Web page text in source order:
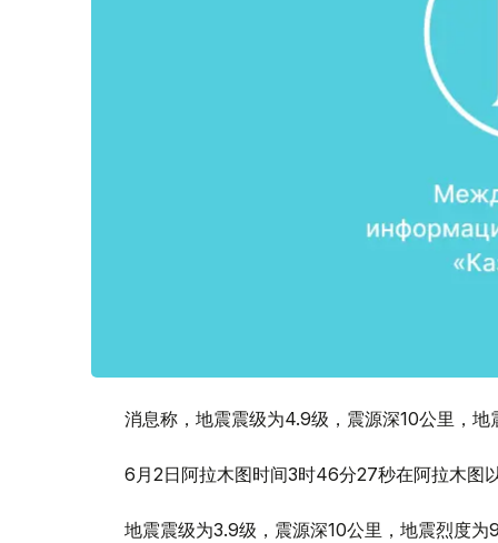
消息称，地震震级为4.9级，震源深10公里，地
6月2日阿拉木图时间3时46分27秒在阿拉木图
地震震级为3.9级，震源深10公里，地震烈度为